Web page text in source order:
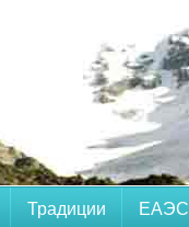
Традиции ЕАЭС